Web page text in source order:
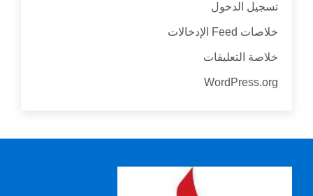
تسجيل الدخول
خلاصات Feed الإدخالات
خلاصة التعليقات
WordPress.org